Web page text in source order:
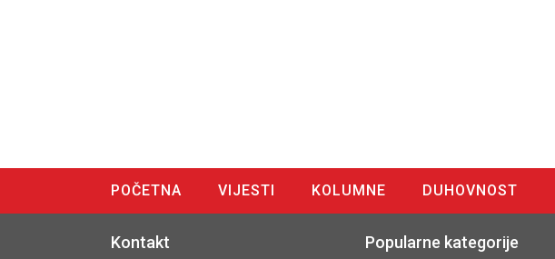
POČETNA VIJESTI KOLUMNE DUHOVNOST
Kontakt Popularne kategorije